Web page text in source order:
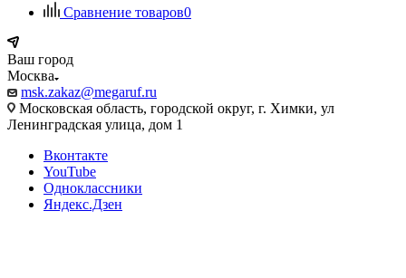
Сравнение товаров0
Ваш город
Москва
msk.zakaz@megaruf.ru
Московская область, городской округ, г. Химки, ул
Ленинградская улица, дом 1
Вконтакте
YouTube
Одноклассники
Яндекс.Дзен